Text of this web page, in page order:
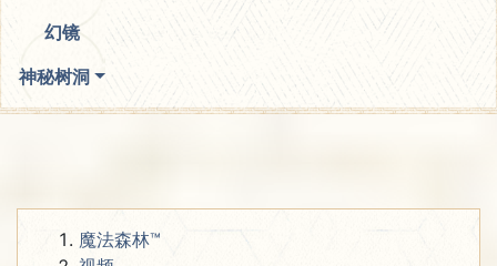
幻镜
神秘树洞
魔法森林™